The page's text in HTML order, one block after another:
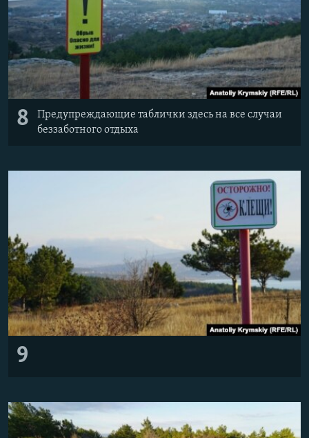
8
Предупреждающие таблички здесь на все случаи
беззаботного отдыха
9